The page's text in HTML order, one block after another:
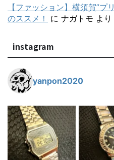
【ファッション】横須賀”プ
のススメ！
に ナガトモ より
instagram
yanpon2020